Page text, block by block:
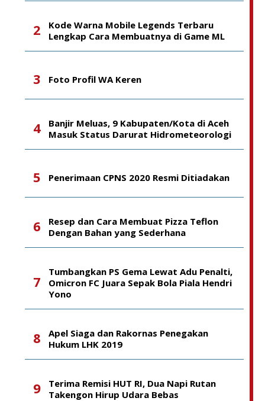
Kode Warna Mobile Legends Terbaru
Lengkap Cara Membuatnya di Game ML
Foto Profil WA Keren
Banjir Meluas, 9 Kabupaten/Kota di Aceh
Masuk Status Darurat Hidrometeorologi
Penerimaan CPNS 2020 Resmi Ditiadakan
Resep dan Cara Membuat Pizza Teflon
Dengan Bahan yang Sederhana
Tumbangkan PS Gema Lewat Adu Penalti,
Omicron FC Juara Sepak Bola Piala Hendri
Yono
Apel Siaga dan Rakornas Penegakan
Hukum LHK 2019
Terima Remisi HUT RI, Dua Napi Rutan
Takengon Hirup Udara Bebas